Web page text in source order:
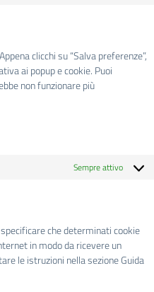
clicchi su “Salva preferenze”,
ai popup e cookie. Puoi
non funzionare più
Sempre attivo
che determinati cookie
in modo da ricevere un
le istruzioni nella sezione Guida